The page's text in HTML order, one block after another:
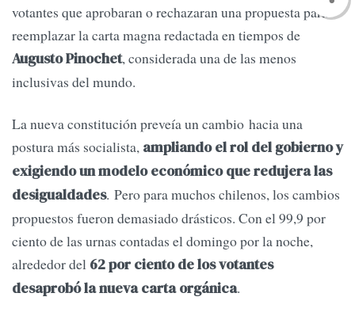
votantes que aprobaran o rechazaran una propuesta para
reemplazar la carta magna redactada en tiempos de
Augusto Pinochet, considerada una de las menos
inclusivas del mundo.
La nueva constitución preveía un cambio hacia una
postura más socialista, ampliando el rol del gobierno y
exigiendo un modelo económico que redujera las
desigualdades. Pero para muchos chilenos, los cambios
propuestos fueron demasiado drásticos. Con el 99,9 por
ciento de las urnas contadas el domingo por la noche,
alrededor del 62 por ciento de los votantes
desaprobó la nueva carta orgánica.